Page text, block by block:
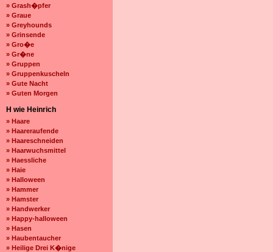
» Grash�pfer
» Graue
» Greyhounds
» Grinsende
» Gro�e
» Gr�ne
» Gruppen
» Gruppenkuscheln
» Gute Nacht
» Guten Morgen
H wie Heinrich
» Haare
» Haareraufende
» Haareschneiden
» Haarwuchsmittel
» Haessliche
» Haie
» Halloween
» Hammer
» Hamster
» Handwerker
» Happy-halloween
» Hasen
» Haubentaucher
» Heilige Drei K�nige